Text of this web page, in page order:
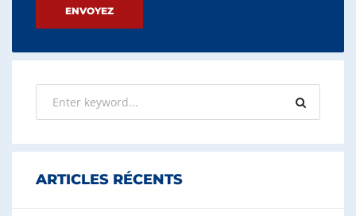
Please leave this field empty.
ARTICLES RÉCENTS